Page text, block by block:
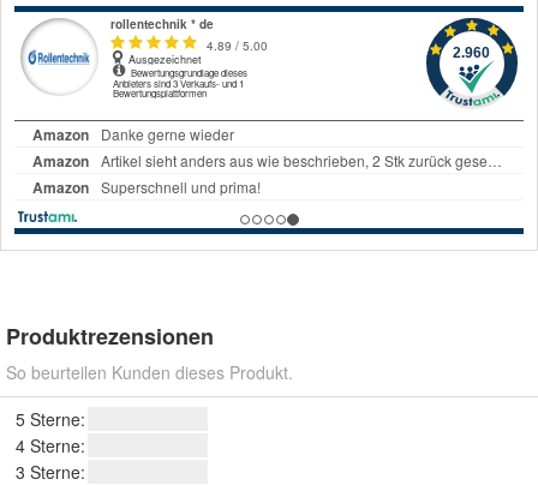
Produktrezensionen
So beurteilen Kunden dieses Produkt.
5 Sterne:
4 Sterne:
3 Sterne: